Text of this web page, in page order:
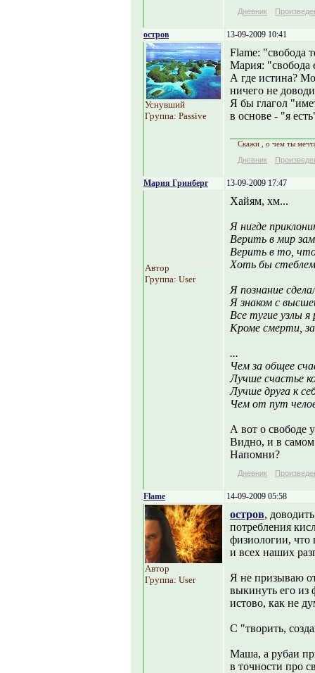
Дневник
остров 13-09-2009 10:41
Уснувший
Группа: Passive
Flame: "свобода
Мария: "свобода
А где истина?
ничего не
Я бы глагол
в основе - "я
Скажи , о чем ты
Дневник
Мария Гринберг 13-09-2009 17:47
Автор
Группа: User
Хайям, хм...
Я нигде
Верить в мир
Верить в то,
Хоть бы
Я познание
Я знаком с
Все тугие узлы
Кроме смерти,
...
Чем за общее
Лучше счастье
Лучше друга к
Чем от пут
А вот о свободе
Видно, и в самом
Напомни?
Дневник
Flame 14-09-2009 05:58
Автор
Группа: User
остров,
потребления
физиологии, что
и всех наших
Я не призываю
выкинуть его
истово, как не
С "творить,
Маша, а рубаи
в точности про